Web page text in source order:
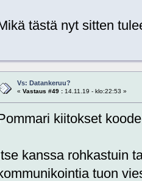
tästä nyt sitten
Vs: Datankeruu?
« Vastaus #49 :14.11.19 - klo:22:53 »
kiitokset
kanssa rohkastuin
tuon